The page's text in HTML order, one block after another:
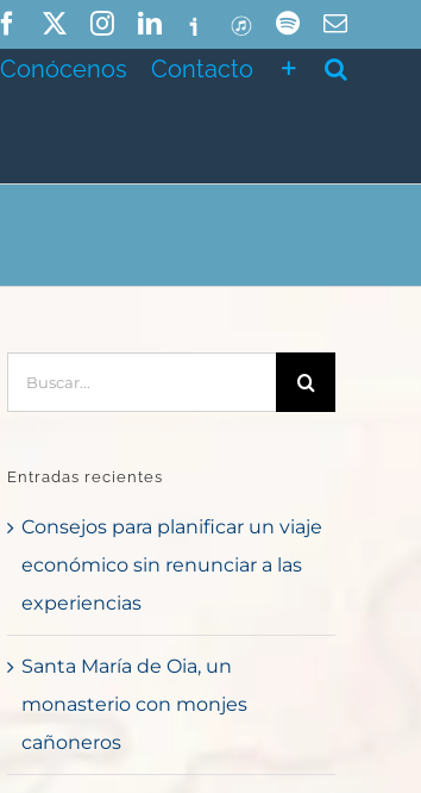
FacebookInstagramLinkedIn
IvooxITunesSpotifyCorreo
Conócenos Contacto
Entradas recientes
Consejos para planificar un viaje
económico sin renunciar a las
experiencias
Santa María de Oia, un
monasterio con monjes
cañoneros